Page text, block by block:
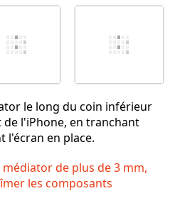
le long du coin inférieur
l'iPhone, en tranchant
l'écran en place.
de plus de 3 mm,
les composants